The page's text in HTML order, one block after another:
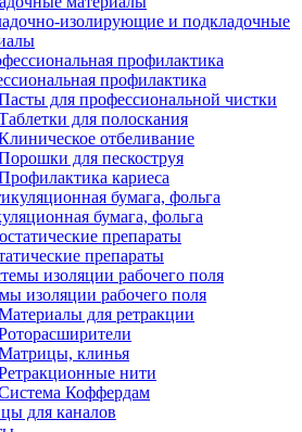
изолирующие и подкладочные
профилактика
для профессиональной чистки
для полоскания
отбеливание
для пескоструя
кариеса
бумага, фольга
препараты
изоляции рабочего поля
для ретракции
клинья
нити
Коффердам
для каналов